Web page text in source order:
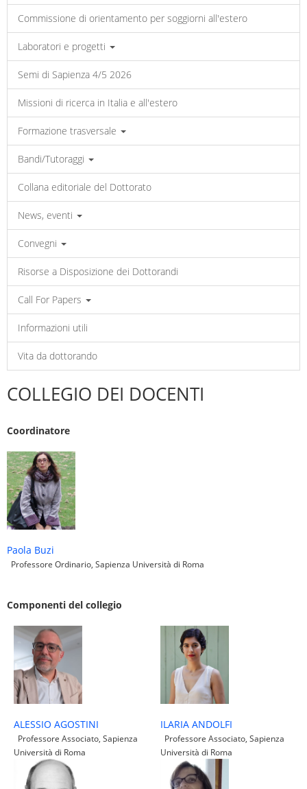
Commissione di orientamento per soggiorni all'estero
Laboratori e progetti
Semi di Sapienza 4/5 2026
Missioni di ricerca in Italia e all'estero
Formazione trasversale
Bandi/Tutoraggi
Collana editoriale del Dottorato
News, eventi
Convegni
Risorse a Disposizione dei Dottorandi
Call For Papers
Informazioni utili
Vita da dottorando
COLLEGIO DEI DOCENTI
Coordinatore
Paola Buzi
Professore Ordinario, Sapienza Università di Roma
Componenti del collegio
ALESSIO AGOSTINI
Professore Associato, Sapienza
Università di Roma
ILARIA ANDOLFI
Professore Associato, Sapienza
Università di Roma